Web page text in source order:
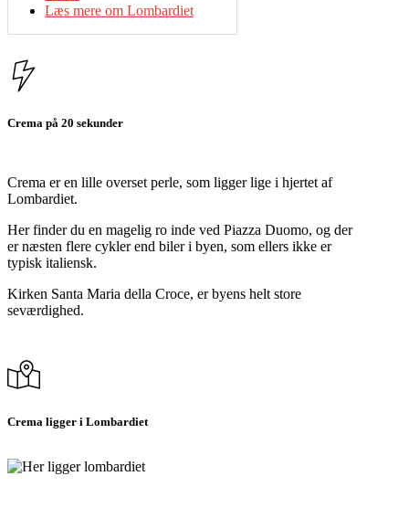
Læs mere om Lombardiet
Crema på 20 sekunder
Crema er en lille overset perle, som ligger lige i hjertet af
Lombardiet.
Her finder du en magelig ro inde ved Piazza Duomo, og der
er næsten flere cykler end biler i byen, som ellers ikke er
typisk italiensk.
Kirken Santa Maria della Croce, er byens helt store
seværdighed.
Crema ligger i Lombardiet